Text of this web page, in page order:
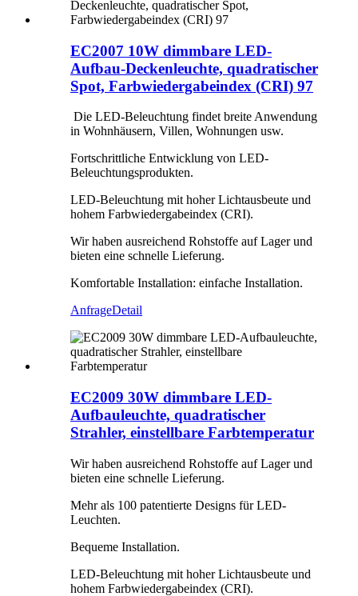
EC2007 10W dimmbare LED-
Aufbau-Deckenleuchte, quadratischer
Spot, Farbwiedergabeindex (CRI) 97
Die LED-Beleuchtung findet breite Anwendung
in Wohnhäusern, Villen, Wohnungen usw.
Fortschrittliche Entwicklung von LED-
Beleuchtungsprodukten.
LED-Beleuchtung mit hoher Lichtausbeute und
hohem Farbwiedergabeindex (CRI).
Wir haben ausreichend Rohstoffe auf Lager und
bieten eine schnelle Lieferung.
Komfortable Installation: einfache Installation.
AnfrageDetail
EC2009 30W dimmbare LED-
Aufbauleuchte, quadratischer
Strahler, einstellbare Farbtemperatur
Wir haben ausreichend Rohstoffe auf Lager und
bieten eine schnelle Lieferung.
Mehr als 100 patentierte Designs für LED-
Leuchten.
Bequeme Installation.
LED-Beleuchtung mit hoher Lichtausbeute und
hohem Farbwiedergabeindex (CRI).